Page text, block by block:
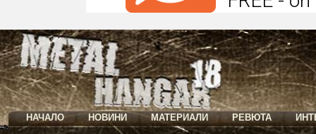
НАЧАЛО НОВИНИ МАТЕРИАЛИ РЕВЮТА